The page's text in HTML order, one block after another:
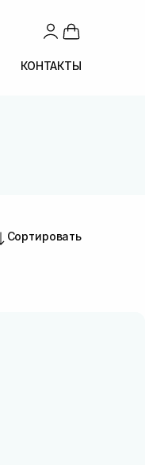
КОНТАКТЫ
Сортировать